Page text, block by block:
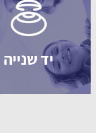
יד שנייה